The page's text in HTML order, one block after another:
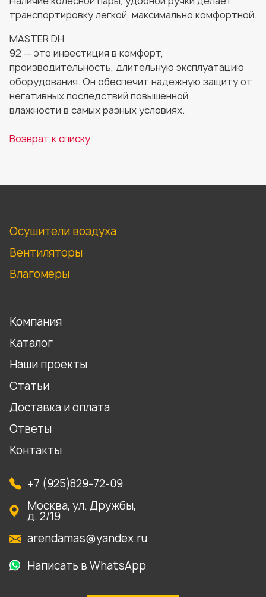
транспортировку легкой, максимально комфортной.
MASTER DH
92 — это инвестиция в комфорт,
производительность, длительную эксплуатацию
оборудования. Он обеспечит надежную защиту от
негативных последствий повышенной
влажности в самых разных условиях.
Возврат к списку
Осушители воздуха
Вентиляторы
Влагомеры
Компания
Каталог
Наши проекты
Статьи
Доставка и оплата
Ответы
Контакты
+7 (925)829-72-09
Москва, ул. Дружбы,
д. 2/19
arendamas@yandex.ru
Написать в WhatsApp